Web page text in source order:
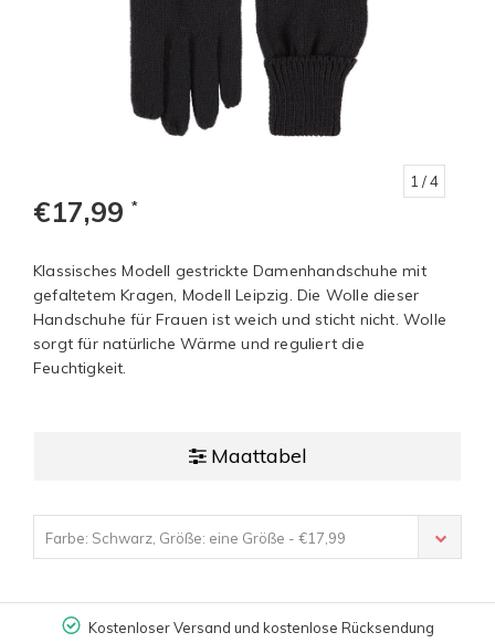
1 / 4
€17,99 *
Klassisches Modell gestrickte Damenhandschuhe mit
gefaltetem Kragen, Modell Leipzig. Die Wolle dieser
Handschuhe für Frauen ist weich und sticht nicht. Wolle
sorgt für natürliche Wärme und reguliert die
Feuchtigkeit.
Maattabel
Farbe: Schwarz, Größe: eine Größe - €17,99
Kostenloser Versand und kostenlose Rücksendung